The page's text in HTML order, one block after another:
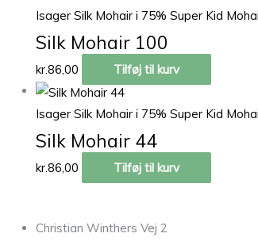
Isager Silk Mohair i 75% Super Kid
Silk Mohair 100
kr.86,00 Tilføj til kurv
Isager Silk Mohair i 75% Super Kid
Silk Mohair 44
kr.86,00 Tilføj til kurv
Christian Winthers Vej 2